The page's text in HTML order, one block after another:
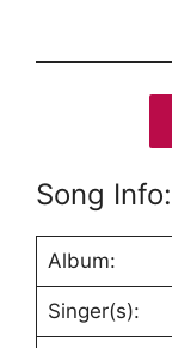
Song Info:
Album:
Singer(s):